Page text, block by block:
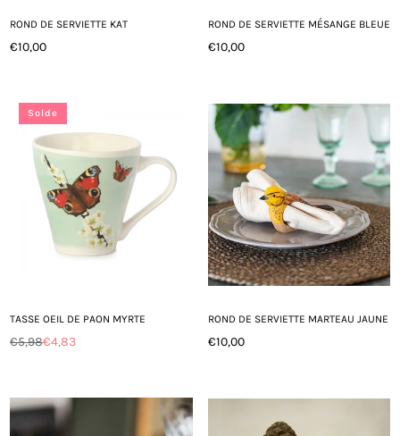
ROND DE SERVIETTE KAT
Prix
€10,00
ROND DE SERVIETTE MÉSANGE BLEUE
Prix
€10,00
Solde
TASSE OEIL DE PAON MYRTE
Prix
€5,98€4,83
ROND DE SERVIETTE MARTEAU JAUNE
Prix
€10,00